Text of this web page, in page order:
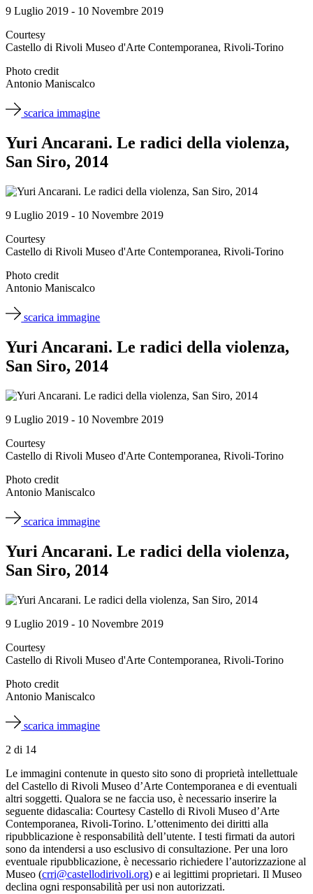
9 Luglio 2019 - 10 Novembre 2019
Courtesy
Castello di Rivoli Museo d'Arte Contemporanea, Rivoli-Torino
Photo credit
Antonio Maniscalco
scarica immagine
Yuri Ancarani. Le radici della violenza,
San Siro, 2014
9 Luglio 2019 - 10 Novembre 2019
Courtesy
Castello di Rivoli Museo d'Arte Contemporanea, Rivoli-Torino
Photo credit
Antonio Maniscalco
scarica immagine
Yuri Ancarani. Le radici della violenza,
San Siro, 2014
9 Luglio 2019 - 10 Novembre 2019
Courtesy
Castello di Rivoli Museo d'Arte Contemporanea, Rivoli-Torino
Photo credit
Antonio Maniscalco
scarica immagine
Yuri Ancarani. Le radici della violenza,
San Siro, 2014
9 Luglio 2019 - 10 Novembre 2019
Courtesy
Castello di Rivoli Museo d'Arte Contemporanea, Rivoli-Torino
Photo credit
Antonio Maniscalco
scarica immagine
2 di 14
Le immagini contenute in questo sito sono di proprietà intellettuale
del Castello di Rivoli Museo d’Arte Contemporanea e di eventuali
altri soggetti. Qualora se ne faccia uso, è necessario inserire la
seguente didascalia: Courtesy Castello di Rivoli Museo d’Arte
Contemporanea, Rivoli-Torino. L’ottenimento dei diritti alla
ripubblicazione è responsabilità dell’utente. I testi firmati da autori
sono da intendersi a uso esclusivo di consultazione. Per una loro
eventuale ripubblicazione, è necessario richiedere l’autorizzazione al
Museo (crri@castellodirivoli.org) e ai legittimi proprietari. Il Museo
declina ogni responsabilità per usi non autorizzati.